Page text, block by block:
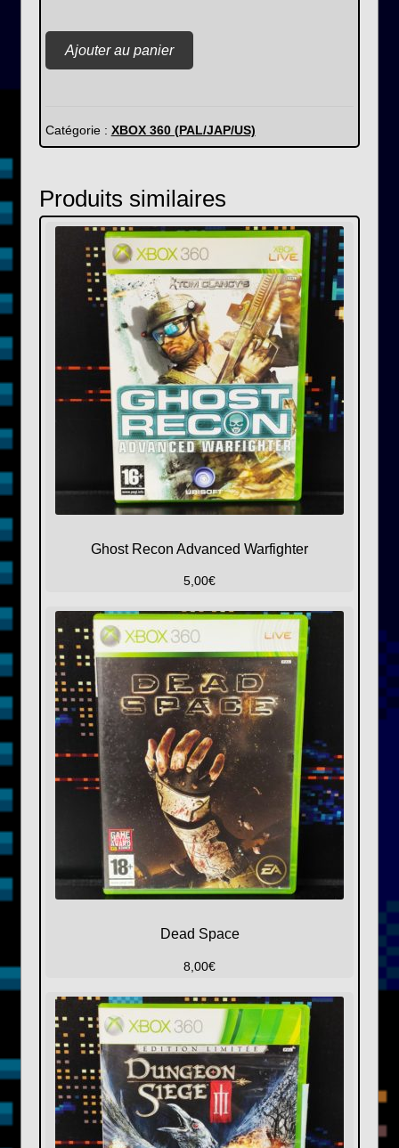
de
Storm
Generations
Ajouter au panier
Catégorie : XBOX 360 (PAL/JAP/US)
Produits similaires
Ghost Recon Advanced Warfighter
5,00€
Dead Space
8,00€